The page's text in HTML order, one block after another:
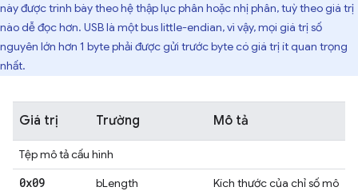
này được trình bày theo hệ thập lục phân hoặc nhị phân, tuỳ theo giá trị
nào dễ đọc hơn. USB là một bus little-endian, vì vậy, mọi giá trị số
nguyên lớn hơn 1 byte phải được gửi trước byte có giá trị ít quan trọng
nhất.
Giá trị Trường Mô tả
Tệp mô tả cấu hình
0x09 bLength
Kích thước của chỉ số mô